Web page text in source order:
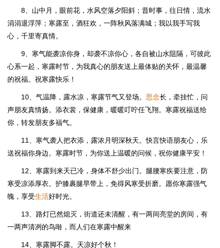
8、山中月，眼前花，水风空落夕阳斜；昔时事，往日情，流水
涓涓退浮萍；寒露至，酒狂欢，一阵秋风落满城；我以我手写我
心，千里寄真情。
9、寒气能袭凉你身，却袭不凉你心，各自被山水阻隔，可彼此
心系一起，寒露时节，为我真心的朋友送上最体贴的关怀，最温馨
的祝福。祝寒露快乐！
10、气温降，露水凉，寒露节气又登场。 思念长，牵挂忙，问
声朋友真情扬。添衣裳，保健康，暖暖叮咛任飞翔。寒露祝福送给
你，转发朋友多福气。
11、寒气袭人把衣添，露浓月明深秋天。快言快语朋友心，乐
送祝福你身边。寒露时节，为你送上温暖的问候，祝你健康平安！
12、寒露到来天已冷，身体不舒少出门。腿腰寒疾要注意，防
寒受凉添厚衣。护膝裹腿早带上，免得风寒受折磨。愿你寒露强气
魄，享受生活好时光。
13、路灯已然熄灭，街道还未清醒，有一两间亮堂的房间，有
一两声清冽的鸟啭，而人们在寒露中醒来
14、寒露脚不露。天凉好个秋！